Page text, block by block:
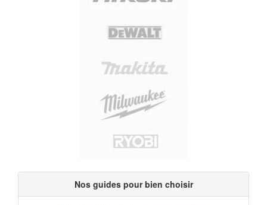
Nos guides pour bien choisir